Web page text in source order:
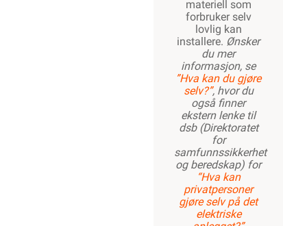
materiell som
forbruker selv
lovlig kan
installere. Ønsker
du mer
informasjon, se
”Hva kan du gjøre
selv?”, hvor du
også finner
ekstern lenke til
dsb (Direktoratet
for
samfunnssikkerhet
og beredskap) for
“Hva kan
privatpersoner
gjøre selv på det
elektriske